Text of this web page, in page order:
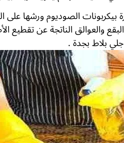
بيكربونات الصوديوم ورشها
والعوالق الناتجة عن
بلاط بجدة .